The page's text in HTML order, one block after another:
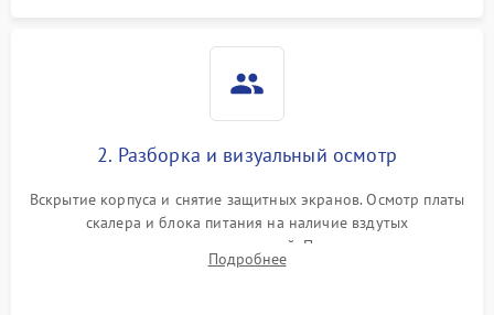
2. Разборка и визуальный осмотр
Вскрытие корпуса и снятие защитных экранов. Осмотр платы
скалера и блока питания на наличие вздутых
конденсаторов, прогаров, окислений. Проверка надежности
контактов и целостности шлейфов матрицы.
Подробнее